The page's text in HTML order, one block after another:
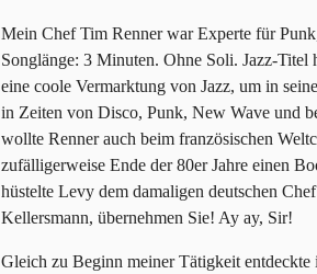
Mein Chef Tim Renner war Experte für
Songlänge: 3 Minuten. Ohne Soli. Jazz-Titel
eine coole Vermarktung von Jazz, um in
in Zeiten von Disco, Punk, New Wave und
wollte Renner auch beim französischen
zufälligerweise Ende der 80er Jahre einen
hüstelte Levy dem damaligen deutschen
Kellersmann, übernehmen Sie! Ay ay, Sir!
Gleich zu Beginn meiner Tätigkeit